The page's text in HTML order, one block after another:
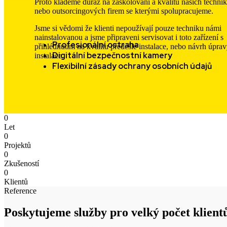
Proto klademe důraz na zaškolování a kvalitu našich
nebo outsorcingových firem se kterými spolupracujeme.
Jsme si vědomi že klienti nepoužívají pouze techniku námi
nainstalovanou a jsme připraveni servisovat i toto zařízení s
přihlédnutím na kvalitu předešlé instalace, nebo návrh
instalace.
Profesionální ostraha
Digitální bezpečnostní kamery
Flexibilní zásady ochrany osobních údajů
0
Let
0
Projektů
0
Zkušeností
0
Klientů
Reference
Poskytujeme služby pro velký počet